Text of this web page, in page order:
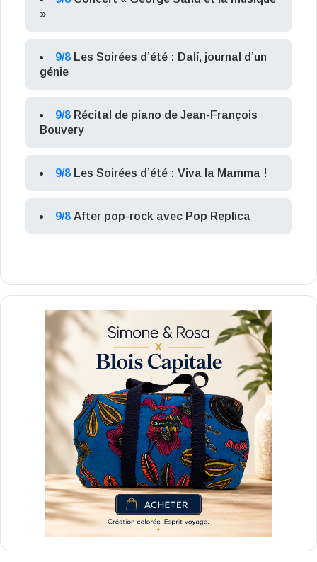
»
9/8 Les Soirées d’été : Dalí, journal d’un
génie
9/8 Récital de piano de Jean-François
Bouvery
9/8 Les Soirées d’été : Viva la Mamma !
9/8 After pop-rock avec Pop Replica